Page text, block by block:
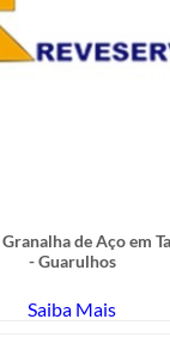
de Aço em
- Guarulhos
Saiba Mais